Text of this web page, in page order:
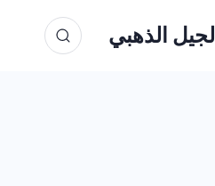
الجيل الذهبي